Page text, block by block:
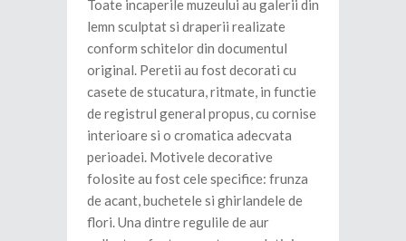
Toate incaperile muzeului au galerii din
lemn sculptat si draperii realizate
conform schitelor din documentul
original. Peretii au fost decorati cu
casete de stucatura, ritmate, in functie
de registrul general propus, cu cornise
interioare si o cromatica adecvata
perioadei. Motivele decorative
folosite au fost cele specifice: frunza
de acant, buchetele si ghirlandele de
flori. Una dintre regulile de aur